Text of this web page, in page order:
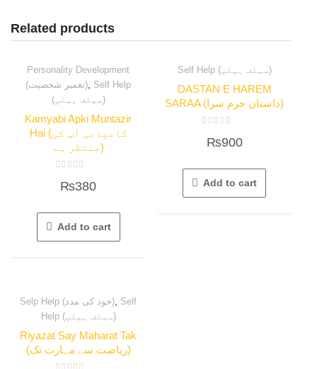
Related products
Personality Development
(تعمیر شخصیت) Self Help
(سیلف ہیلپ)
Kamyabi Apki Muntazir
Hai (کامیابی آپ کی
منتظر ہے)
out
5
₨380
Add to cart
Self Help (سیلف ہیلپ)
DASTAN E HAREM
SARAA (داستان حرم سرا)
out
5
₨900
Add to cart
Selp Help (خود کی مدد) Self
Help (سیلف ہیلپ)
Riyazat Say Maharat Tak
(ریاضت سے مہارت تک)